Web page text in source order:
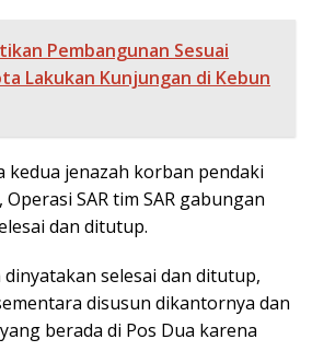
Pembangunan Sesuai
Lakukan Kunjungan di Kebun
kedua jenazah korban pendaki
SAR tim SAR gabungan
dan ditutup.
dinyatakan selesai dan ditutup,
disusun dikantornya dan
berada di Pos Dua karena